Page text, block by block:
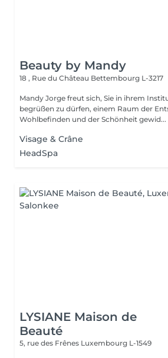
Beauty by Mandy
18 , Rue du Château Bettembourg L-3217
Mandy Jorge freut sich, Sie in ihrem
begrüßen zu dürfen, einem Raum der
Wohlbefinden und der Schönheit gewid...
Visage & Crâne
HeadSpa
LYSIANE Maison de
Beauté
5, rue des Frênes Luxembourg L-1549